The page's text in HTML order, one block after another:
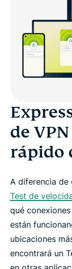
Haga
Una VPN
Protocolos
Configure
Despídase
Protección
Pruebe la
de
rápido
A diferencia de
Test de
qué
están
ubicaciones
encontrará un